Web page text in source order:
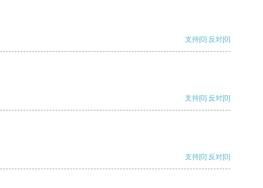
支持[0] 反对[0]
支持[0] 反对[0]
支持[0] 反对[0]